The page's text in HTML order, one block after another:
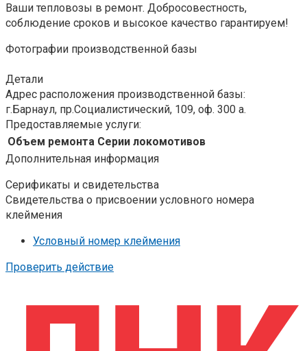
Ваши тепловозы в ремонт. Добросовестность,
соблюдение сроков и высокое качество гарантируем!
Фотографии производственной базы
Детали
Адрес расположения производственной базы:
г.Барнаул, пр.Социалистический, 109, оф. 300 а.
Предоставляемые услуги:
Объем ремонта Серии локомотивов
Дополнительная информация
Серификаты и свидетельства
Свидетельства о присвоении условного номера
клеймения
Условный номер клеймения
Проверить действие